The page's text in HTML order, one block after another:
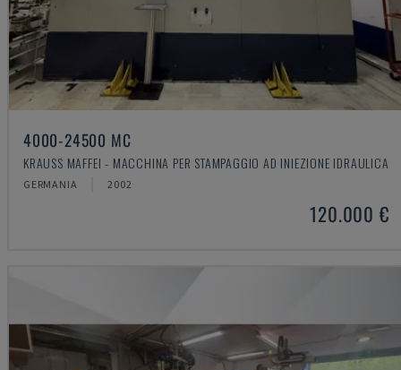
4000-24500 MC
KRAUSS MAFFEI - MACCHINA PER STAMPAGGIO AD INIEZIONE IDRAULICA
GERMANIA 2002
120.000 €